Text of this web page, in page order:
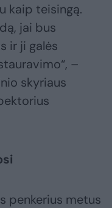
kaip teisingą.
jai bus
ir ji galės
–
skyriaus
penkerius metus